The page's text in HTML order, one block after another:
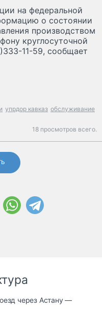
на федеральной
о состоянии
производством
круглосуточной
11-59, сообщает
упрдор кавказ обслуживание
18 просмотров всего.
через Астану —